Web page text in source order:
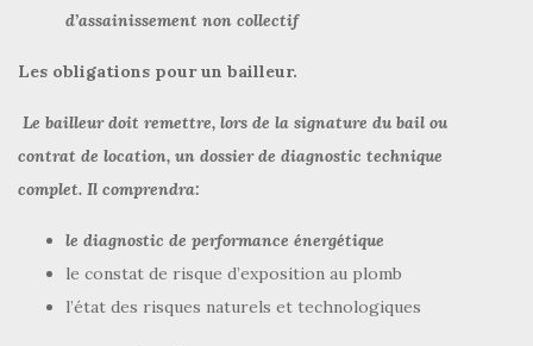
d’assainissement non collectif
Les obligations pour un bailleur.
Le bailleur doit remettre, lors de la signature du bail ou
contrat de location, un dossier de diagnostic technique
complet. Il comprendra:
le diagnostic de performance énergétique
le constat de risque d’exposition au plomb
l’état des risques naturels et technologiques